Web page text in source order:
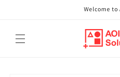
Welcome to